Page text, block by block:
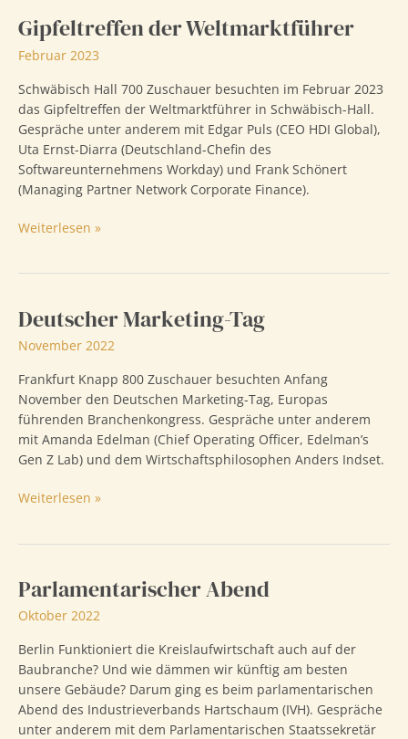
Gipfeltreffen der Weltmarktführer
Februar 2023
Schwäbisch Hall 700 Zuschauer besuchten im Februar 2023
das Gipfeltreffen der Weltmarktführer in Schwäbisch-Hall.
Gespräche unter anderem mit Edgar Puls (CEO HDI Global),
Uta Ernst-Diarra (Deutschland-Chefin des
Softwareunternehmens Workday) und Frank Schönert
(Managing Partner Network Corporate Finance).
Gipfeltreffen
Weiterlesen »
Deutscher Marketing-Tag
November 2022
Frankfurt Knapp 800 Zuschauer besuchten Anfang
November den Deutschen Marketing-Tag, Europas
führenden Branchenkongress. Gespräche unter anderem
mit Amanda Edelman (Chief Operating Officer, Edelman’s
Gen Z Lab) und dem Wirtschaftsphilosophen Anders Indset.
Deutscher
Weiterlesen »
Parlamentarischer Abend
Oktober 2022
Berlin Funktioniert die Kreislaufwirtschaft auch auf der
Baubranche? Und wie dämmen wir künftig am besten
unsere Gebäude? Darum ging es beim parlamentarischen
Abend des Industrieverbands Hartschaum (IVH). Gespräche
unter anderem mit dem Parlamentarischen Staatssekretär